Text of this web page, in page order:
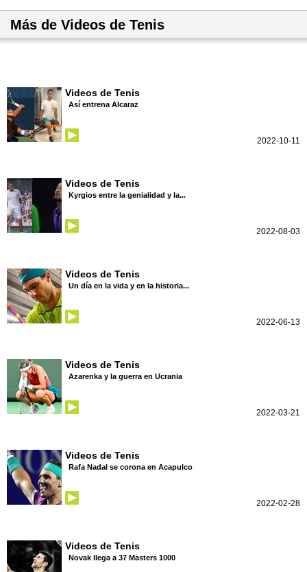
Más de Videos de Tenis
Videos de Tenis
Así entrena Alcaraz
2022-10-11
Videos de Tenis
Kyrgios entre la genialidad y la...
2022-08-03
Videos de Tenis
Un día en la vida y en la historia...
2022-06-13
Videos de Tenis
Azarenka y la guerra en Ucrania
2022-03-21
Videos de Tenis
Rafa Nadal se corona en Acapulco
2022-02-28
Videos de Tenis
Novak llega a 37 Masters 1000